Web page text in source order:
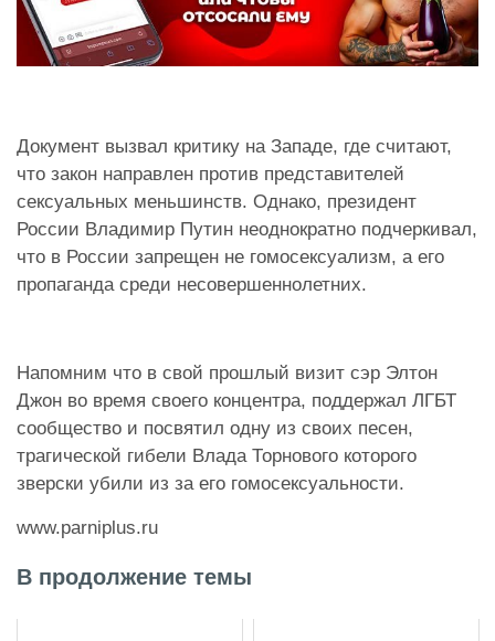
Документ вызвал критику на Западе, где считают,
что закон направлен против представителей
сексуальных меньшинств. Однако, президент
России Владимир Путин неоднократно подчеркивал,
что в России запрещен не гомосексуализм, а его
пропаганда среди несовершеннолетних.
Напомним что в свой прошлый визит сэр Элтон
Джон во время своего концентра, поддержал ЛГБТ
сообщество и посвятил одну из своих песен,
трагической гибели Влада Торнового которого
зверски убили из за его гомосексуальности.
www.parniplus.ru
В продолжение темы